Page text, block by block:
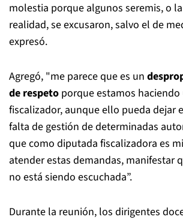
molestia porque algunos seremis, o
realidad, se excusaron, salvo el de
expresó.
Agregó, "me parece que es un
de respeto porque estamos
fiscalizador, aunque ello pueda dejar
falta de gestión de determinadas
que como diputada fiscalizadora es
atender estas demandas, manifestar
no está siendo escuchada”.
Durante la reunión, los dirigentes